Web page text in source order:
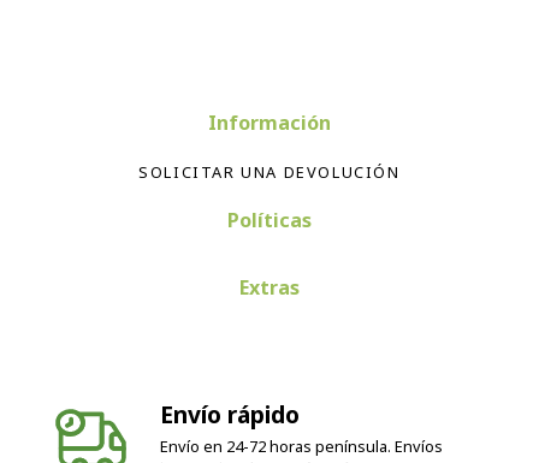
Información
SOLICITAR UNA DEVOLUCIÓN
Políticas
Extras
Envío rápido
Envío en 24-72 horas península. Envíos